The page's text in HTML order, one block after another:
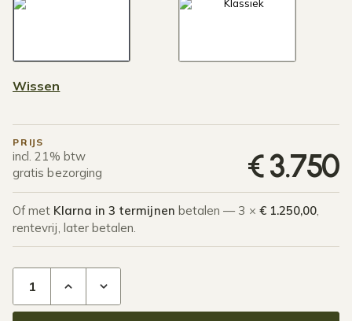
Wissen
PRIJS
incl. 21% btw
gratis bezorging
€3.750
Of met Klarna in 3 termijnen betalen — 3 × € 1.250,00,
rentevrij, later betalen.